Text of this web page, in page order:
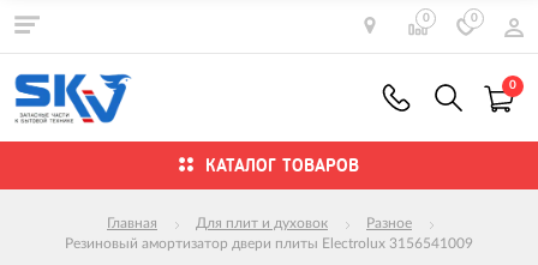
0 0
0
КАТАЛОГ ТОВАРОВ
Главная Для плит и духовок
Разное
Резиновый амортизатор двери плиты Electrolux 3156541009